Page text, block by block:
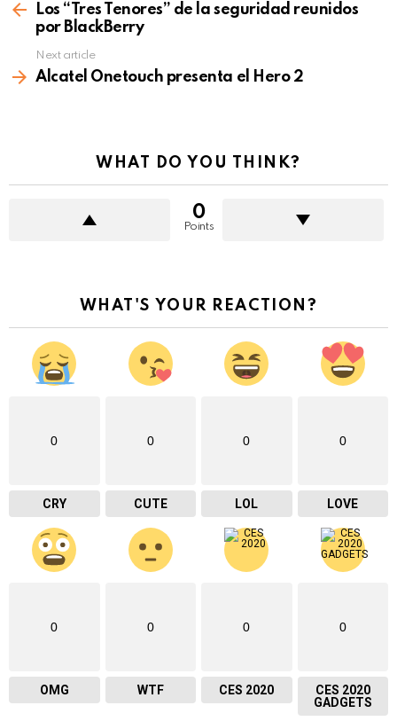
moreLos “Tres Tenores” de la seguridad reunidos
por BlackBerry
Next article
Alcatel Onetouch presenta el Hero 2
WHAT DO YOU THINK?
0
Points
WHAT'S YOUR REACTION?
0
CRY
0
CUTE
0
LOL
0
LOVE
0
OMG
0
WTF
0
CES 2020
0
CES 2020
GADGETS